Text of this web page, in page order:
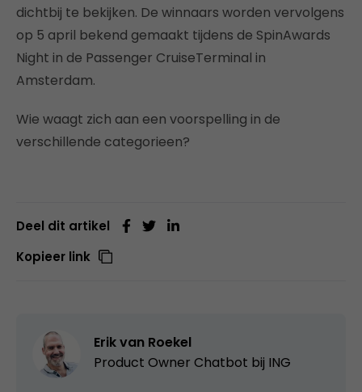
dichtbij te bekijken. De winnaars worden vervolgens
op 5 april bekend gemaakt tijdens de SpinAwards
Night in de Passenger CruiseTerminal in
Amsterdam.
Wie waagt zich aan een voorspelling in de
verschillende categorieen?
Deel dit artikel
Kopieer link
Erik van Roekel
Product Owner Chatbot bij ING